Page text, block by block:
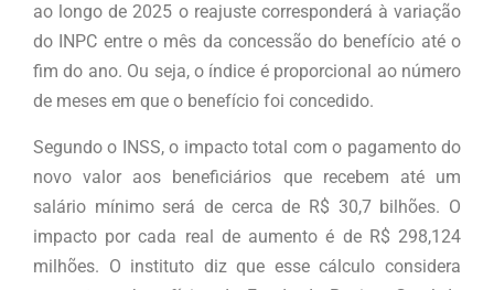
ao longo de 2025 o reajuste corresponderá à variação
do INPC entre o mês da concessão do benefício até o
fim do ano. Ou seja, o índice é proporcional ao número
de meses em que o benefício foi concedido.
Segundo o INSS, o impacto total com o pagamento do
novo valor aos beneficiários que recebem até um
salário mínimo será de cerca de R$ 30,7 bilhões. O
impacto por cada real de aumento é de R$ 298,124
milhões. O instituto diz que esse cálculo considera